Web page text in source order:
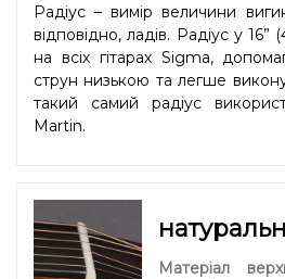
Радіус – вимір величини
відповідно, ладів. Радіус у 16”
на всіх гітарах Sigma,
струн низькою та легше
такий самий радіус
Martin.
Матеріал